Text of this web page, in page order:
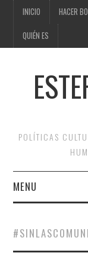
INICIO HACER
QUIÉN ES
POLÍTICAS
MENU
HACER